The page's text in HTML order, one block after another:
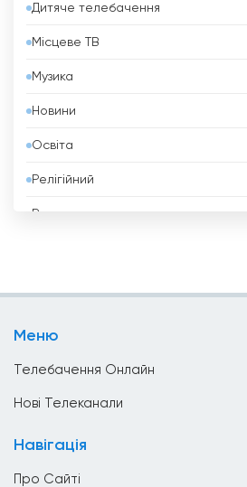
Беліз
Бельгія
Бенін
Білорусь
Болгарія
Болівія
Дитяче телебачення
Місцеве ТВ
Музика
Новини
Освіта
Релігійний
Розваги
Меню
Телебачення Онлайн
Нові Телеканали
Навігація
Про Сайті